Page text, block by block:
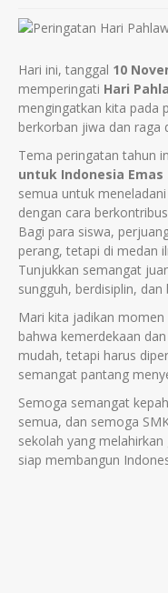
Hari ini, tanggal 10
memperingati Hari
mengingatkan kita pada
berkorban jiwa dan raga
Tema peringatan tahun
untuk Indonesia Emas
semua untuk
dengan cara
Bagi para siswa,
perang, tetapi di medan
Tunjukkan semangat
sungguh, berdisiplin, dan
Mari kita jadikan
bahwa kemerdekaan
mudah, tetapi harus
semangat pantang
Semoga semangat
semua, dan semoga
sekolah yang
siap membangun